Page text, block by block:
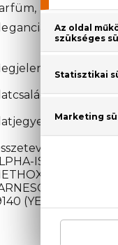
amely újra
és stílust.
év: 2014
Virágos
Mandarin,
(YELLOW 5), CI